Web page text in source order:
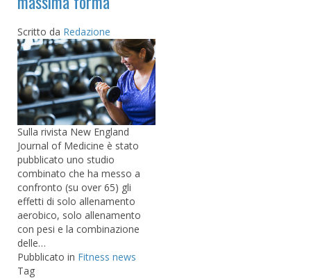
Scritto da Redazione
Sulla rivista New England
Journal of Medicine è stato
pubblicato uno studio
combinato che ha messo a
confronto (su over 65) gli
effetti di solo allenamento
aerobico, solo allenamento
con pesi e la combinazione
delle…
Pubblicato in Fitness news
Tag